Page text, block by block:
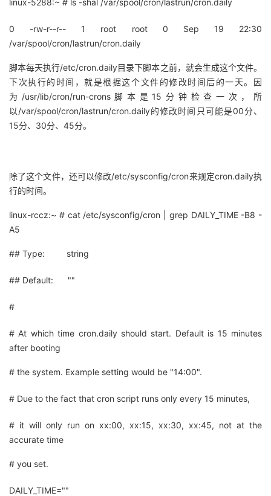
linux-5288:~ # ls -shal /var/spool/cron/lastrun/cron.daily
0 -rw-r--r-- 1 root root 0 Sep 19 22:30
/var/spool/cron/lastrun/cron.daily
脚本每天执行/etc/cron.daily目录下脚本之前，就会生成这个文件。
下次执行的时间，就是根据这个文件的修改时间后的一天。因
为 /usr/lib/cron/run-crons脚本是15分钟检查一次，所
以 /var/spool/cron/lastrun/cron.daily的修改时间只可能是00分、
15分、30分、45分。
除了这个文件，还可以修改/etc/sysconfig/cron来规定cron.daily执
行的时间。
linux-rccz:~ # cat /etc/sysconfig/cron | grep DAILY_TIME -B8 -
A5
## Type: string
## Default: ""
#
# At which time cron.daily should start. Default is 15 minutes
after booting
# the system. Example setting would be "14:00".
# Due to the fact that cron script runs only every 15 minutes,
# it will only run on xx:00, xx:15, xx:30, xx:45, not at the
accurate time
# you set.
DAILY_TIME=""